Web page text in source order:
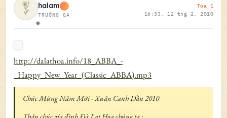
Ngoại tuyến
halam
TRƯỞNG GA
Toa 1
16:33, 12 thg 2, 2010
http://dalathoa.info/18_ABBA_-
_Happy_New_Year_(Classic_ABBA).mp3
Chúc Mừng Năm Mới - Xuân Canh Dần 2010